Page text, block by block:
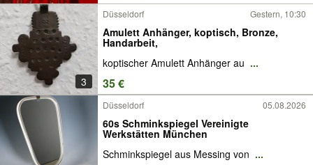
3
Düsseldorf Gestern, 10:30
Amulett Anhänger, koptisch, Bronze,
Handarbeit,
koptischer Amulett Anhänger au ...
35 €
Düsseldorf 05.08.2026
60s Schminkspiegel Vereinigte
Werkstätten München
Schminkspiegel aus Messing von ...